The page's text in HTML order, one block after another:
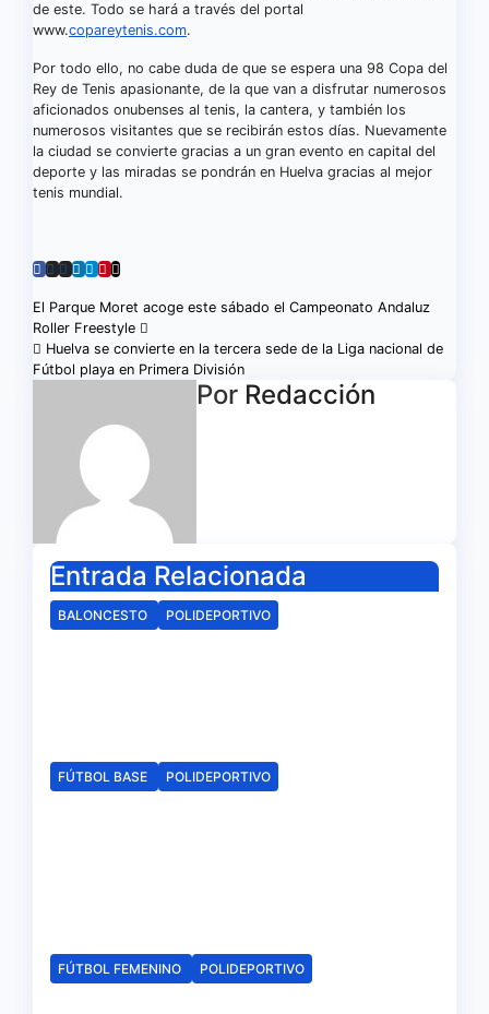
de este. Todo se hará a través del portal
www.copareytenis.com.
Por todo ello, no cabe duda de que se espera una 98 Copa del
Rey de Tenis apasionante, de la que van a disfrutar numerosos
aficionados onubenses al tenis, la cantera, y también los
numerosos visitantes que se recibirán estos días. Nuevamente
la ciudad se convierte gracias a un gran evento en capital del
deporte y las miradas se pondrán en Huelva gracias al mejor
tenis mundial.
Navegación
de
El Parque Moret acoge este sábado el Campeonato Andaluz
Roller Freestyle
Huelva se convierte en la tercera sede de la Liga nacional de
Fútbol playa en Primera División
Por Redacción
Entrada Relacionada
BALONCESTO POLIDEPORTIVO
FÚTBOL BASE POLIDEPORTIVO
FÚTBOL FEMENINO POLIDEPORTIVO